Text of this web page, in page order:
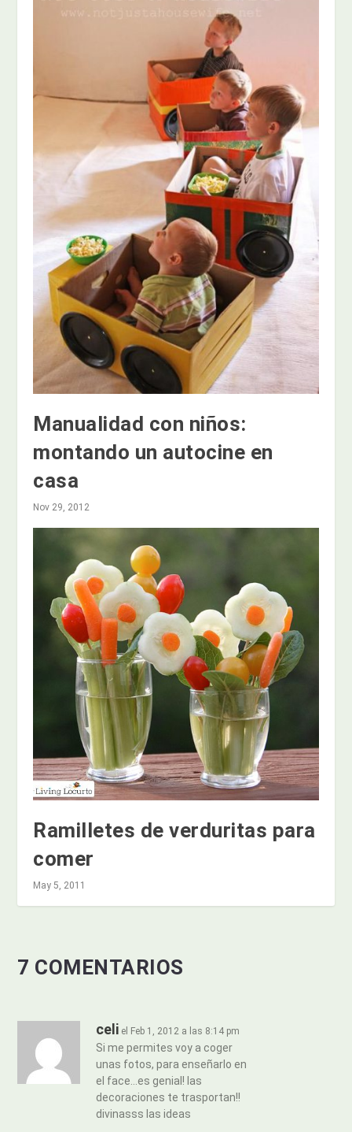
Manualidad con niños:
montando un autocine en
casa
Nov 29, 2012
Ramilletes de verduritas para
comer
May 5, 2011
7 COMENTARIOS
celi el Feb 1, 2012 a las 8:14 pm
Si me permites voy a coger
unas fotos, para enseñarlo en
el face…es genial! las
decoraciones te trasportan!!
divinasss las ideas